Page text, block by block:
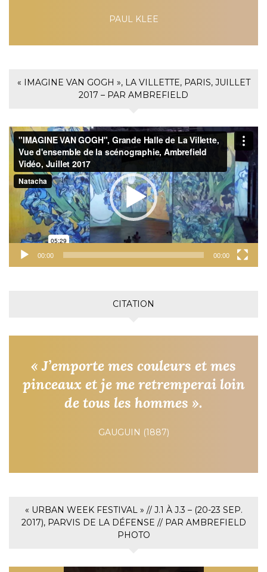
PAUL KLEE
« IMAGINE VAN GOGH », LA VILLETTE, PARIS, JUILLET
2017 – PAR AMBREFIELD
Lecteur
vidéo
00:00 00:00
CITATION
« J’emporte mes couleurs et mes
pinceaux et je me retremperai loin
de tous les hommes ».
GAUGUIN (1887)
« URBAN WEEK FESTIVAL » // J.1 À J.3 – (20-23 SEP.
2017), PARVIS DE LA DÉFENSE // PAR AMBREFIELD
PHOTO